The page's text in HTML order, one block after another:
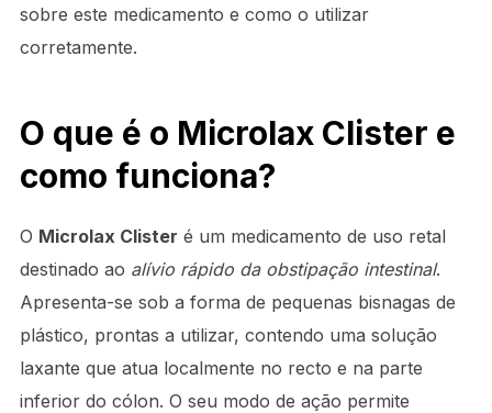
sobre este medicamento e como o utilizar
corretamente.
O que é o Microlax Clister e
como funciona?
O Microlax Clister é um medicamento de uso retal
destinado ao alívio rápido da obstipação intestinal.
Apresenta-se sob a forma de pequenas bisnagas de
plástico, prontas a utilizar, contendo uma solução
laxante que atua localmente no recto e na parte
inferior do cólon. O seu modo de ação permite